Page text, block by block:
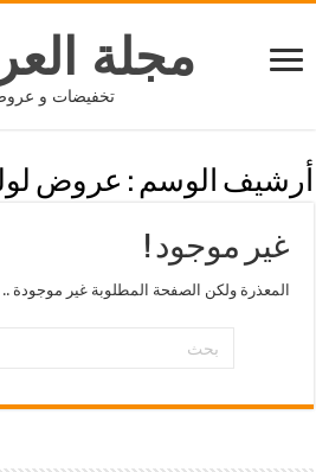
مجلة
تخفيضات و
أرشيف الوسم : عروض
غير موجود !
المعذرة ولكن الصفحة المطلوبة غير